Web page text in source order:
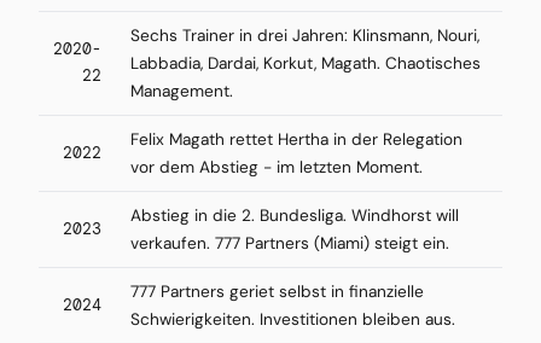
2020-
22
Sechs Trainer in drei Jahren: Klinsmann, Nouri,
Labbadia, Dardai, Korkut, Magath. Chaotisches
Management.
2022
Felix Magath rettet Hertha in der Relegation
vor dem Abstieg - im letzten Moment.
2023
Abstieg in die 2. Bundesliga. Windhorst will
verkaufen. 777 Partners (Miami) steigt ein.
2024
777 Partners geriet selbst in finanzielle
Schwierigkeiten. Investitionen bleiben aus.